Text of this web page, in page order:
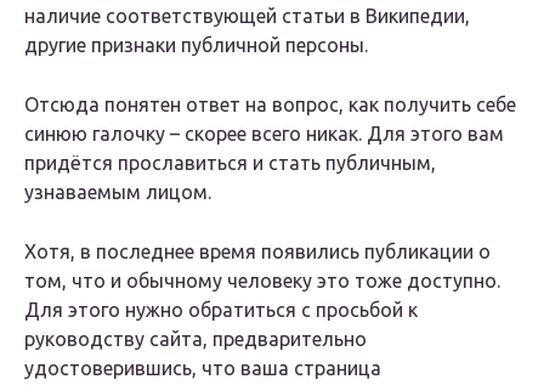
наличие соответствующей статьи в Википедии,
другие признаки публичной персоны.
Отсюда понятен ответ на вопрос, как получить себе
синюю галочку – скорее всего никак. Для этого вам
придётся прославиться и стать публичным,
узнаваемым лицом.
Хотя, в последнее время появились публикации о
том, что и обычному человеку это тоже доступно.
Для этого нужно обратиться с просьбой к
руководству сайта, предварительно
удостоверившись, что ваша страница